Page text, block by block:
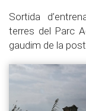
Sortida
terres del Parc
gaudim de la